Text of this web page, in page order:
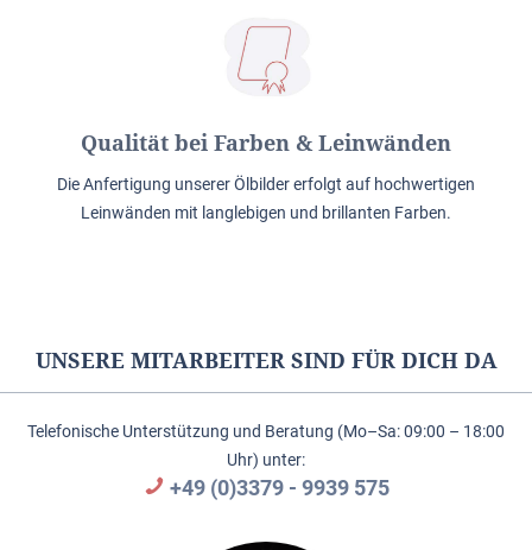
Qualität bei Farben & Leinwänden
Die Anfertigung unserer Ölbilder erfolgt auf hochwertigen
Leinwänden mit langlebigen und brillanten Farben.
UNSERE MITARBEITER SIND FÜR DICH DA
Telefonische Unterstützung und Beratung (Mo–Sa: 09:00 – 18:00
Uhr) unter:
+49 (0)3379 - 9939 575